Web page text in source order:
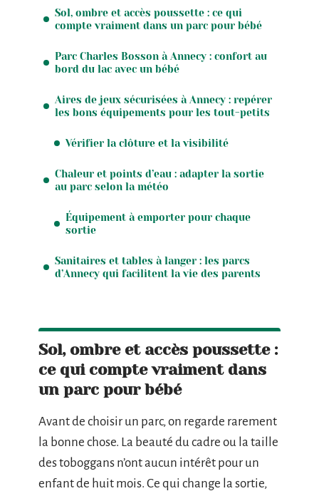
Sol, ombre et accès poussette : ce qui
compte vraiment dans un parc pour bébé
Parc Charles Bosson à Annecy : confort au
bord du lac avec un bébé
Aires de jeux sécurisées à Annecy : repérer
les bons équipements pour les tout-petits
Vérifier la clôture et la visibilité
Chaleur et points d’eau : adapter la sortie
au parc selon la météo
Équipement à emporter pour chaque
sortie
Sanitaires et tables à langer : les parcs
d’Annecy qui facilitent la vie des parents
Sol, ombre et accès poussette :
ce qui compte vraiment dans
un parc pour bébé
Avant de choisir un parc, on regarde rarement
la bonne chose. La beauté du cadre ou la taille
des toboggans n’ont aucun intérêt pour un
enfant de huit mois. Ce qui change la sortie,